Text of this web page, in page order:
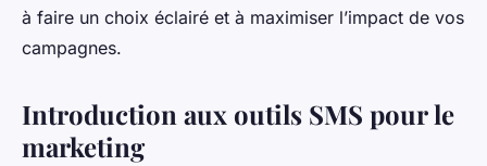
à faire un choix éclairé et à maximiser l’impact de vos
campagnes.
Introduction aux outils SMS pour le
marketing